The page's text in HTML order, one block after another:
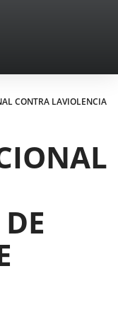
CONTRA LAVIOLENCIA